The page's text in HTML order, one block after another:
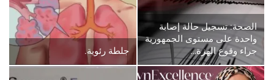
الصحة: تسجيل حالة إصابة
واحدة على مستوى الجمهورية
جراء وقوع الهزة…
جلطة رئوية.